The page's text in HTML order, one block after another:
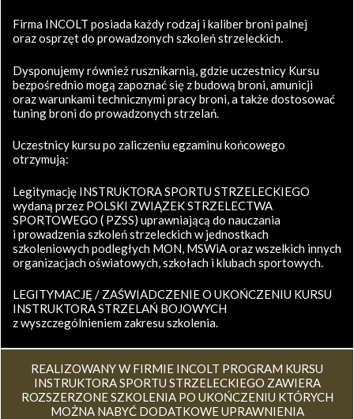
Firma INCOLT posiada każdy rodzaj i kaliber broni palnej
oraz osprzęt do prowadzonych szkoleń strzeleckich.
Dysponujemy również rusznikarnią, gdzie uczestnicy Kursu
bezpośrednio mogą zapoznać się z budową broni, amunicji
oraz warunkami technicznymi pracy broni, a także dostosować
tuning broni do prowadzonych strzelań.
Uczestnicy kursu po zaliczeniu egzaminu końcowego
otrzymują:
Legitymację INSTRUKTORA SPORTU STRZELECKIEGO
wydaną przez POLSKI ZWIĄZEK STRZELECTWA
SPORTOWEGO ( PZSS) uprawniającą do nauczania
i prowadzenia szkoleń strzeleckich w jednostkach
szkoleniowych podległych MON, MSWiA oraz wszelkich innych
organizacjach oświatowych, szkołach i klubach sportowych.
LEGITYMACJĘ / ZAŚWIADCZENIE O UKOŃCZENIU KURSU
INSTRUKTORA STRZELAŃ BOJOWYCH
z wyszczególnieniem zakresu szkolenia.
REALIZOWANY W FIRMIE INCOLT PROGRAM KURSU
INSTRUKTORA SPORTU STRZELECKIEGO ZAWIERA
ROZSZERZONE SZKOLENIA PO UKOŃCZENIU KTÓRYCH
MOŻNA NABYĆ DODATKOWE UPRAWNIENIA